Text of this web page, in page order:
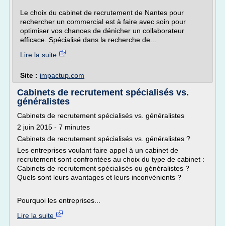
Le choix du cabinet de recrutement de Nantes pour
rechercher un commercial est à faire avec soin pour
optimiser vos chances de dénicher un collaborateur
efficace. Spécialisé dans la recherche de...
Lire la suite
Site : impactup.com
Cabinets de recrutement spécialisés vs.
généralistes
Cabinets de recrutement spécialisés vs. généralistes
2 juin 2015 - 7 minutes
Cabinets de recrutement spécialisés vs. généralistes ?
Les entreprises voulant faire appel à un cabinet de
recrutement sont confrontées au choix du type de cabinet :
Cabinets de recrutement spécialisés ou généralistes ?
Quels sont leurs avantages et leurs inconvénients ?
Pourquoi les entreprises...
Lire la suite